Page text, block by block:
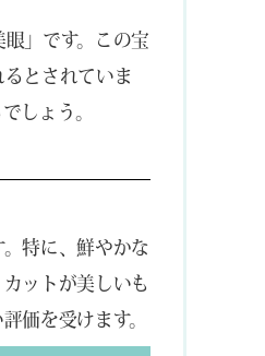
」です。この宝
とされていま
しょう。
特に、鮮やかな
ットが美しいも
価を受けます。